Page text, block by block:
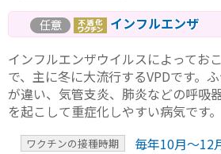
インフルエンザ
インフルエンザウイルスによってお
で、主に冬に大流行するVPDです。
が違い、気管支炎、肺炎などの呼吸
を起こして重症化しやすい病気です。
ワクチンの接種時期
毎年10月〜12